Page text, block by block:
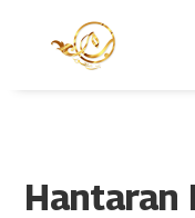
Hantaran